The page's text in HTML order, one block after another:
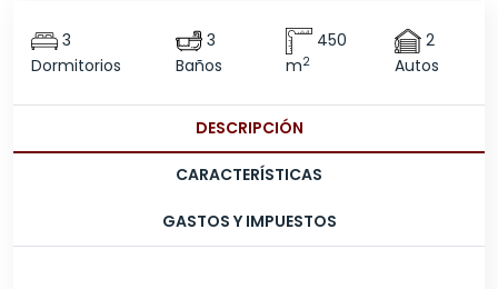
3
Dormitorios
3
Baños
450
m2
2
Autos
DESCRIPCIÓN
CARACTERÍSTICAS
GASTOS Y IMPUESTOS